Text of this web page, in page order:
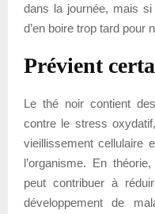
dans la journée, mais
d’en boire trop tard pour
Prévient
Le thé noir contient
contre le stress
vieillissement cellulaire
l’organisme. En
peut contribuer à
développement de